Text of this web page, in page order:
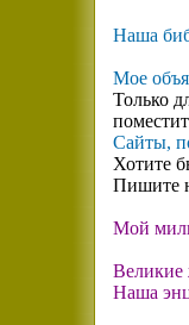
Наша
Мое
Только
Сайты,
Хотите
Пишите
Мой
Наша